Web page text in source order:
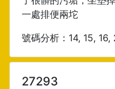
一處排便兩坨
號碼分析：14, 15,
27293